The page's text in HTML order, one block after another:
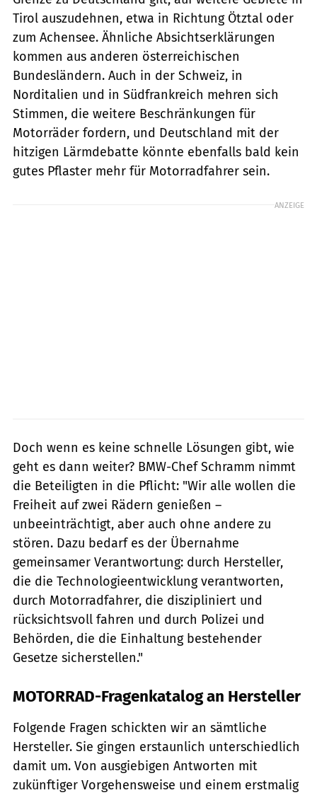
Tirol auszudehnen, etwa in Richtung Ötztal oder
zum Achensee. Ähnliche Absichtserklärungen
kommen aus anderen österreichischen
Bundesländern. Auch in der Schweiz, in
Norditalien und in Südfrankreich mehren sich
Stimmen, die weitere Beschränkungen für
Motorräder fordern, und Deutschland mit der
hitzigen Lärmdebatte könnte ebenfalls bald kein
gutes Pflaster mehr für Motorradfahrer sein.
ANZEIGE
Doch wenn es keine schnelle Lösungen gibt, wie
geht es dann weiter? BMW-Chef Schramm nimmt
die Beteiligten in die Pflicht: "Wir alle wollen die
Freiheit auf zwei Rädern genießen –
unbeeinträchtigt, aber auch ohne andere zu
stören. Dazu bedarf es der Übernahme
gemeinsamer Verantwortung: durch Hersteller,
die die Technologieentwicklung verantworten,
durch Motorradfahrer, die diszipliniert und
rücksichtsvoll fahren und durch Polizei und
Behörden, die die Einhaltung bestehender
Gesetze sicherstellen."
MOTORRAD-Fragenkatalog an Hersteller
Folgende Fragen schickten wir an sämtliche
Hersteller. Sie gingen erstaunlich unterschiedlich
damit um. Von ausgiebigen Antworten mit
zukünftiger Vorgehensweise und einem erstmalig